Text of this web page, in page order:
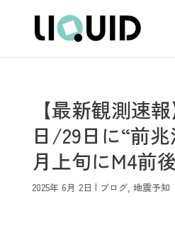
【最新観測速
日/29日に“前
月上旬にM4前
2025年 6月 2日 | ブログ, 地震予知